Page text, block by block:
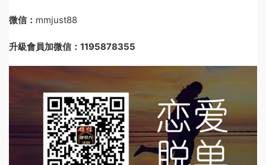
微信： mmjust88
升級會員加微信：1195878355